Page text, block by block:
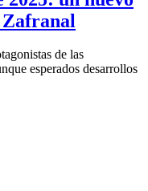
de las
esperados desarrollos